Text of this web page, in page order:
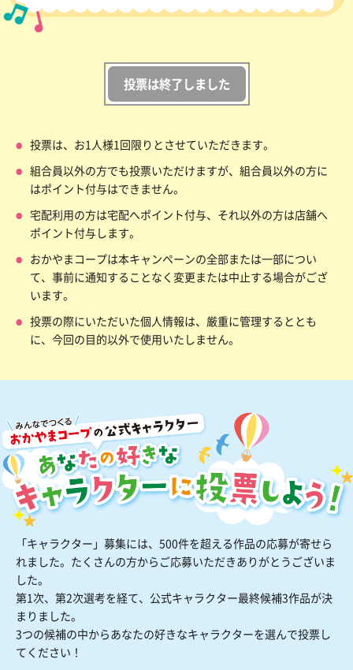
投票は終了しました
投票は、お1人様1回限りとさせていただきます。
組合員以外の方でも投票いただけますが、組合員以外の方に
はポイント付与はできません。
宅配利用の方は宅配へポイント付与、それ以外の方は店舗へ
ポイント付与します。
おかやまコープは本キャンペーンの全部または一部につい
て、事前に通知することなく変更または中止する場合がござ
います。
投票の際にいただいた個人情報は、厳重に管理するととも
に、今回の目的以外で使用いたしません。
「キャラクター」募集には、500件を超える作品の応募が寄せら
れました。 たくさんの方からご応募いただきありがとうございま
した。
第1次、第2次選考を経て、公式キャラクター最終候補3作品が決
まりました。
3つの候補の中からあなたの好きなキャラクターを選んで投票し
てください！